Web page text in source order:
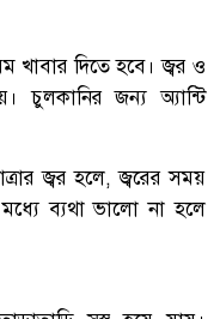
খাবার দিতে হবে। জ্বর ও
চুলকানির জন্য অ্যান্টি
জ্বর হলে, জ্বরের সময়
ব্যথা ভালো না হলে